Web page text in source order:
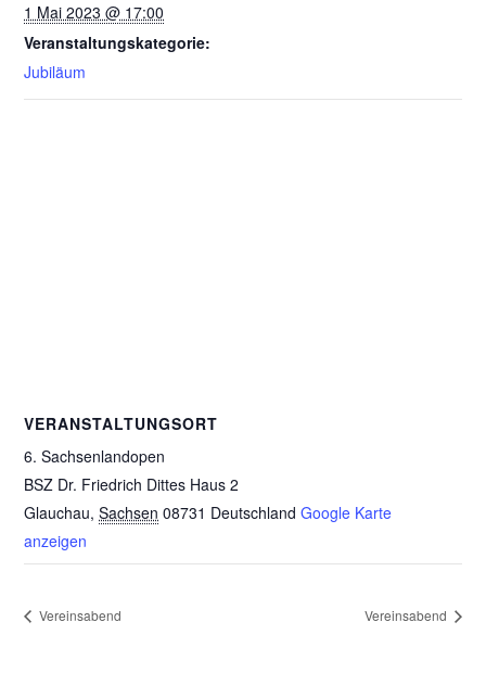
1 Mai 2023 @ 17:00
Veranstaltungskategorie:
Jubiläum
VERANSTALTUNGSORT
6. Sachsenlandopen
BSZ Dr. Friedrich Dittes Haus 2
Glauchau, Sachsen 08731 Deutschland Google Karte
anzeigen
Vereinsabend Vereinsabend